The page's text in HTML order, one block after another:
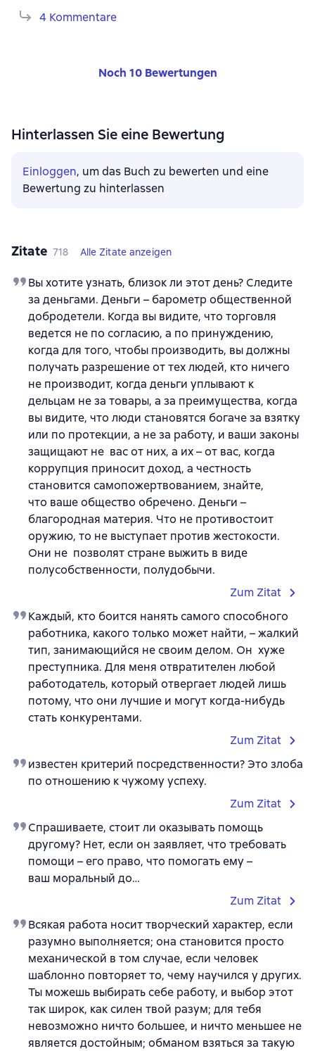
4 Kommentare
Noch 10 Bewertungen
Hinterlassen Sie eine Bewertung
Einloggen, um das Buch zu bewerten und eine
Bewertung zu hinterlassen
Zitate 718 Alle Zitate anzeigen
Вы хотите узнать, близок ли этот день? Следите
за деньгами. Деньги – барометр общественной
добродетели. Когда вы видите, что торговля
ведется не по согласию, а по принуждению,
когда для того, чтобы производить, вы должны
получать разрешение от тех людей, кто ничего
не производит, когда деньги уплывают к
дельцам не за товары, а за преимущества, когда
вы видите, что люди становятся богаче за взятку
или по протекции, а не за работу, и ваши законы
защищают не вас от них, а их – от вас, когда
коррупция приносит доход, а честность
становится самопожертвованием, знайте,
что ваше общество обречено. Деньги –
благородная материя. Что не противостоит
оружию, то не выступает против жестокости.
Они не позволят стране выжить в виде
полусобственности, полудобычи.
Zum Zitat
Каждый, кто боится нанять самого способного
работника, какого только может найти, – жалкий
тип, занимающийся не своим делом. Он хуже
преступника. Для меня отвратителен любой
работодатель, который отвергает людей лишь
потому, что они лучшие и могут когда-нибудь
стать конкурентами.
Zum Zitat
известен критерий посредственности? Это злоба
по отношению к чужому успеху.
Zum Zitat
Спрашиваете, стоит ли оказывать помощь
другому? Нет, если он заявляет, что требовать
помощи – его право, что помогать ему –
ваш моральный до…
Zum Zitat
Всякая работа носит творческий характер, если
разумно выполняется; она становится просто
механической в том случае, если человек
шаблонно повторяет то, чему научился у других.
Ты можешь выбирать себе работу, и выбор этот
так широк, как силен твой разум; для тебя
невозможно ничто большее, и ничто меньшее не
является достойным; обманом взяться за такую